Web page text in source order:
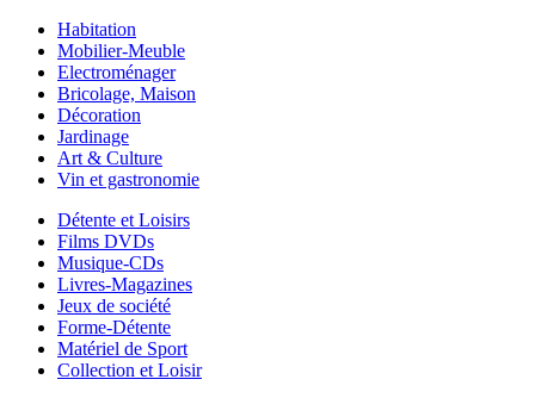
Habitation
Mobilier-Meuble
Electroménager
Bricolage, Maison
Décoration
Jardinage
Art & Culture
Vin et gastronomie
Détente et Loisirs
Films DVDs
Musique-CDs
Livres-Magazines
Jeux de société
Forme-Détente
Matériel de Sport
Collection et Loisir